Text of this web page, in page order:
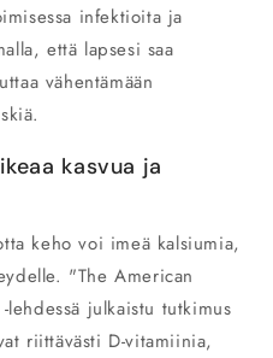
infektioita ja
että lapsesi saa
vähentämään
kasvua ja
keho voi imeä kalsiumia,
"The American
julkaistu tutkimus
riittävästi D-vitamiinia,